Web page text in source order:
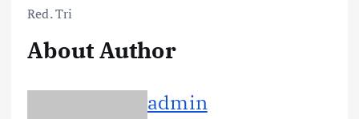
Red. Tri
About Author
admin